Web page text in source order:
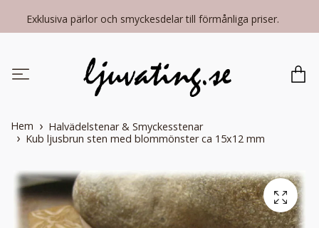
Exklusiva pärlor och smyckesdelar till förmånliga priser.
Hem
Halvädelstenar & Smyckesstenar
Kub ljusbrun sten med blommönster ca 15x12 mm